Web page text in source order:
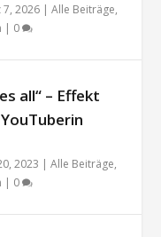
7, 2026 |Alle Beiträge,
| 0
all“ – Effekt
2023 |Alle Beiträge,
| 0